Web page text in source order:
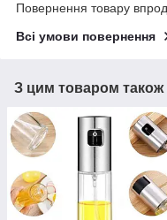
Повернення товару
Всі умови повернення
З цим товаром